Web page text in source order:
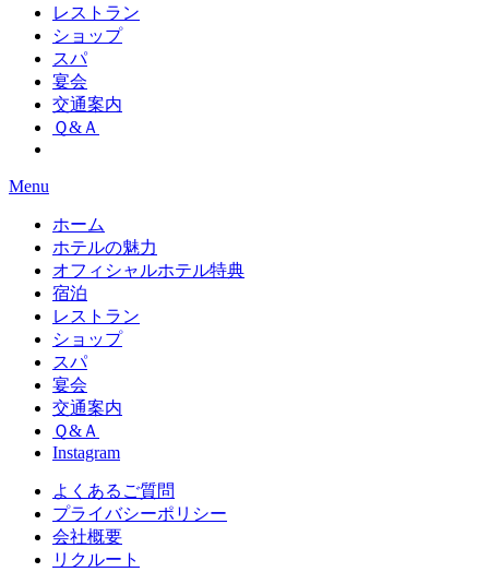
レストラン
ショップ
スパ
宴会
交通案内
Ｑ&Ａ
Menu
ホーム
ホテルの魅力
オフィシャルホテル特典
宿泊
レストラン
ショップ
スパ
宴会
交通案内
Ｑ&Ａ
Instagram
よくあるご質問
プライバシーポリシー
会社概要
リクルート